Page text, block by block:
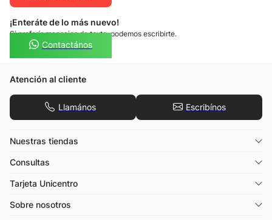
¡Enteráte de lo más nuevo!
Si preferís mensajes de texto, podemos escribirte.
Contactános
Atención al cliente
Llamános Escribínos
Nuestras tiendas
Consultas
Tarjeta Unicentro
Sobre nosotros